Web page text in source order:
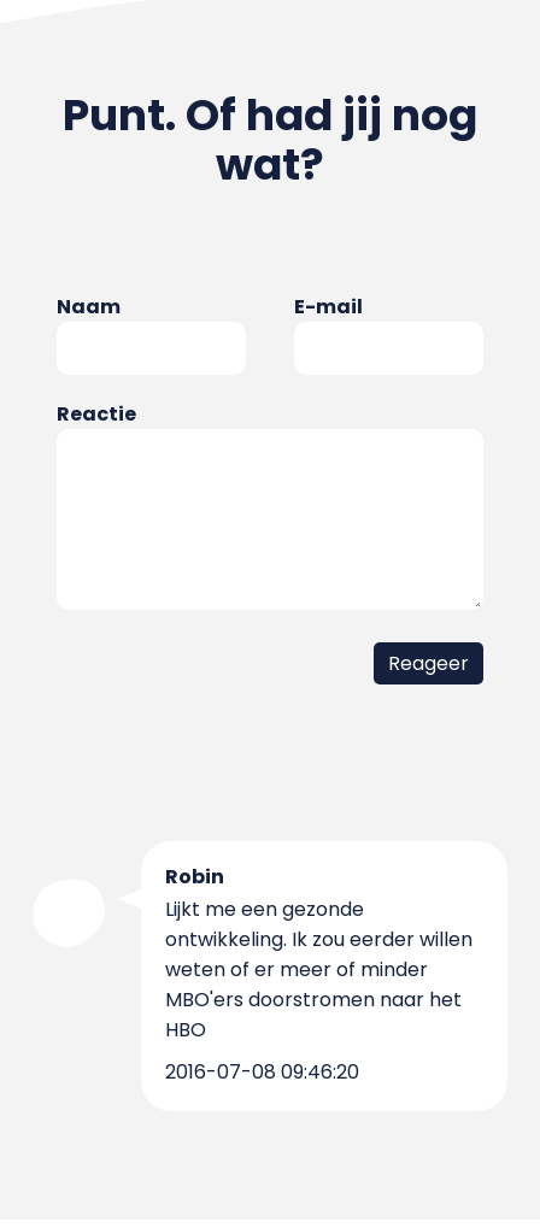
Punt. Of had jij nog
wat?
Naam E-mail
Reactie
Robin
Lijkt me een gezonde
ontwikkeling. Ik zou eerder willen
weten of er meer of minder
MBO'ers doorstromen naar het
HBO
2016-07-08 09:46:20